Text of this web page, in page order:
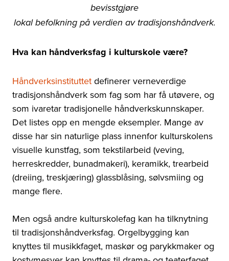
bevisstgjøre
lokal befolkning på verdien av tradisjonshåndverk.
Hva kan håndverksfag i kulturskole være?
Håndverksinstituttet definerer verneverdige
tradisjonshåndverk som fag som har få utøvere, og
som ivaretar tradisjonelle håndverkskunnskaper.
Det listes opp en mengde eksempler. Mange av
disse har sin naturlige plass innenfor kulturskolens
visuelle kunstfag, som tekstilarbeid (veving,
herreskredder, bunadmakeri), keramikk, trearbeid
(dreiing, treskjæring) glassblåsing, sølvsmiing og
mange flere.
Men også andre kulturskolefag kan ha tilknytning
til tradisjonshåndverksfag. Orgelbygging kan
knyttes til musikkfaget, maskør og parykkmaker og